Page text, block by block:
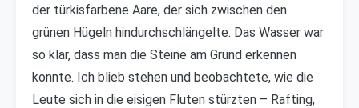
der türkisfarbene Aare, der sich zwischen den
grünen Hügeln hindurchschlängelte. Das Wasser war
so klar, dass man die Steine am Grund erkennen
konnte. Ich blieb stehen und beobachtete, wie die
Leute sich in die eisigen Fluten stürzten – Rafting,